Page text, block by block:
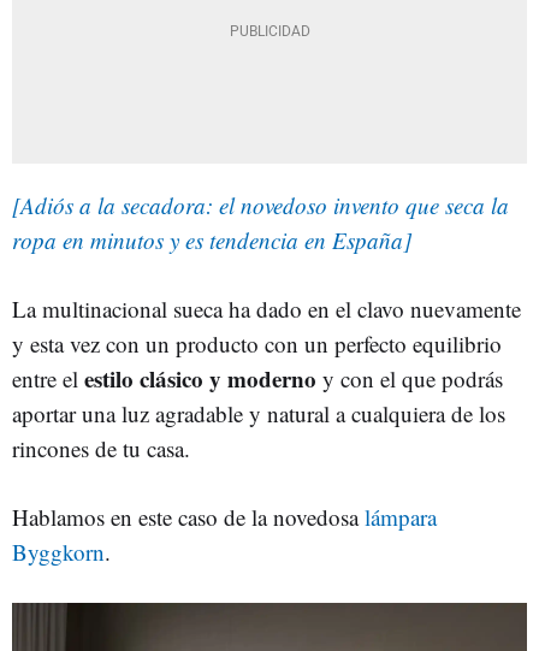
[Adiós a la secadora: el novedoso invento que seca la
ropa en minutos y es tendencia en España]
La multinacional sueca ha dado en el clavo nuevamente
y esta vez con un producto con un perfecto equilibrio
entre el estilo clásico y moderno y con el que podrás
aportar una luz agradable y natural a cualquiera de los
rincones de tu casa.
Hablamos en este caso de la novedosalámpara
Byggkorn.